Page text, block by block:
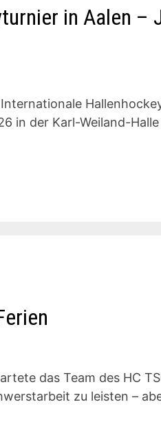
in Aalen –
in der Karl-Weiland-
das Team des HC
zu leisten –